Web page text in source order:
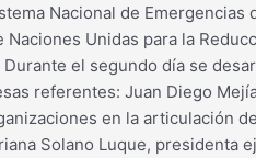
Nacional de
Unidas para la
el segundo día se
referentes: Juan Diego
en la articulación
Solano Luque, presidenta